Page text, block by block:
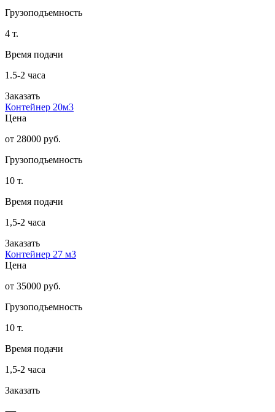
Грузоподъемность
4 т.
Время подачи
1.5-2 часа
Заказать
Контейнер 20м3
Цена
от 28000 руб.
Грузоподъемность
10 т.
Время подачи
1,5-2 часа
Заказать
Контейнер 27 м3
Цена
от 35000 руб.
Грузоподъемность
10 т.
Время подачи
1,5-2 часа
Заказать